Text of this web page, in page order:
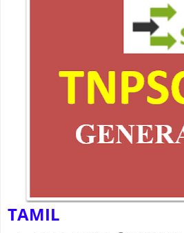
TAMIL